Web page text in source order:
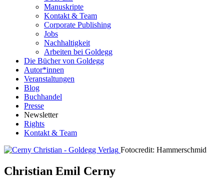
Manuskripte
Kontakt & Team
Corporate Publishing
Jobs
Nachhaltigkeit
Arbeiten bei Goldegg
Die Bücher von Goldegg
Autor*innen
Veranstaltungen
Blog
Buchhandel
Presse
Newsletter
Rights
Kontakt & Team
Fotocredit: Hammerschmid
Christian Emil Cerny